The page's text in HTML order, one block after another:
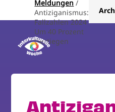
Meldungen
Antiziganismus:
Fallzahlen 2024
Um 40 Prozent
Gestiegen